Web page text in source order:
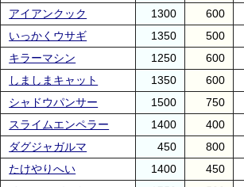
アイアンクック 1300 600
いっかくウサギ 1350 500
キラーマシン 1250 600
しましまキャット 1350 600
シャドウパンサー 1500 750
スライムエンペラー 1400 400
ダグジャガルマ 450 800
たけやりへい 1400 450